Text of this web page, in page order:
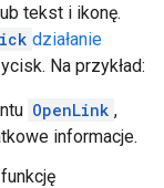
tekst i ikonę.
działanie
Na przykład:
OpenLink ,
informacje.